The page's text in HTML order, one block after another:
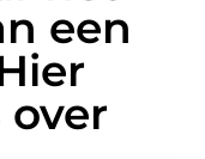
een
over